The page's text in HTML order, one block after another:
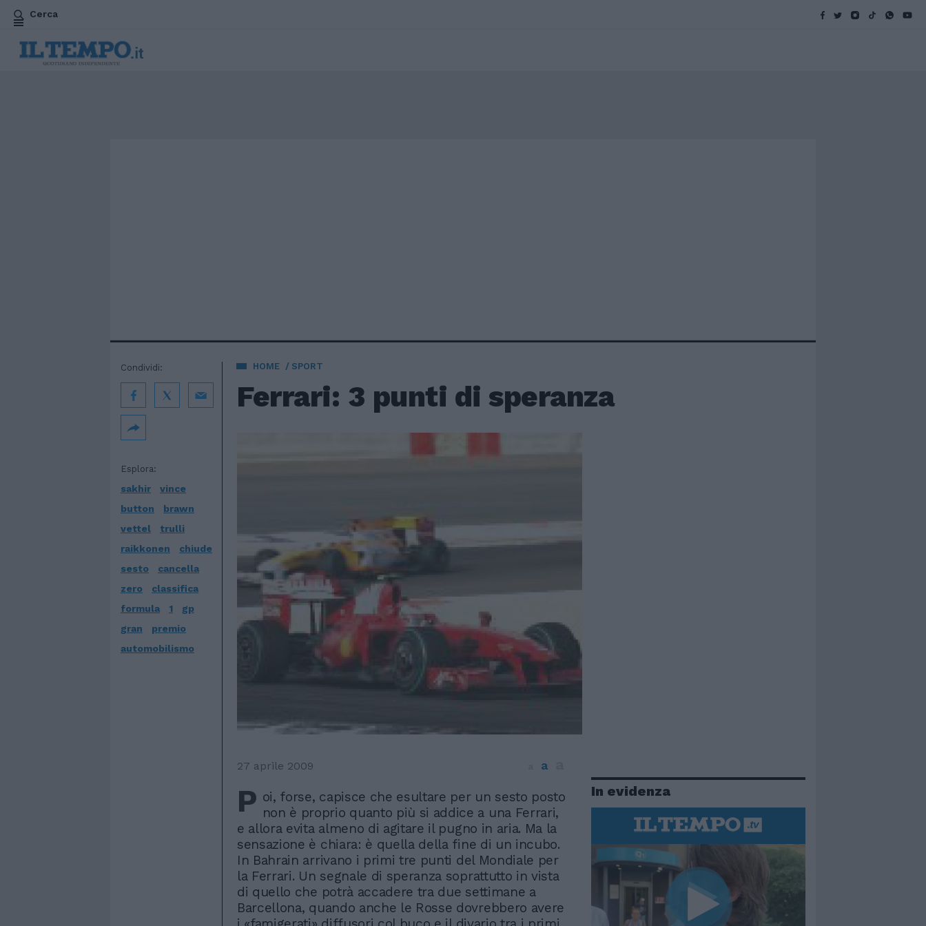
Cerca
HOME SPORT
Ferrari: 3 punti di speranza
Esplora:
sakhir
vince
button
brawn
vettel
trulli
raikkonen
chiude
sesto
cancella
zero
classifica
formula
1
gp
gran
premio
automobilismo
Condividi:
27 aprile 2009 a
P oi, forse, capisce che esultare per un sesto posto
non è proprio quanto più si addice a una Ferrari,
e allora evita almeno di agitare il pugno in aria. Ma la
sensazione è chiara: è quella della fine di un incubo.
In Bahrain arrivano i primi tre punti del Mondiale per
la Ferrari. Un segnale di speranza soprattutto in vista
di quello che potrà accadere tra due settimane a
Barcellona, quando anche le Rosse dovrebbero avere
In evidenza